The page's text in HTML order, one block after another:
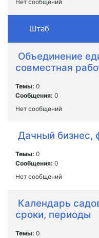
Нет сообщений
Штаб
Объединение
совместная
Темы: 0
Сообщения: 0
Нет сообщений
Дачный бизнес,
Темы: 0
Сообщения: 0
Нет сообщений
Календарь
сроки, периоды
Темы: 0